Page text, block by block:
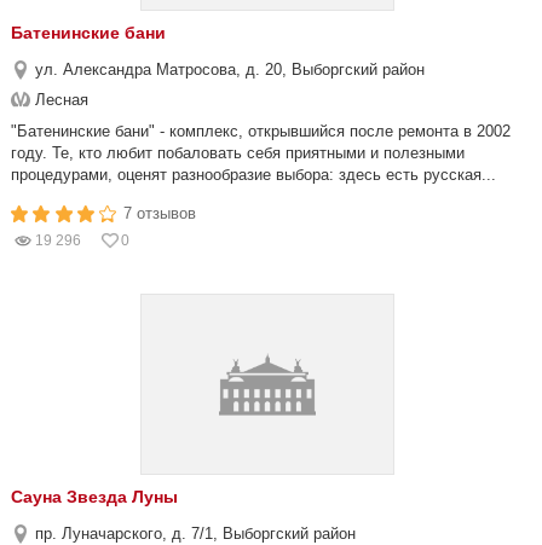
Батенинские бани
ул. Александра Матросова, д. 20, Выборгский район
Лесная
"Батенинские бани" - комплекс, открывшийся после ремонта в 2002
году. Те, кто любит побаловать себя приятными и полезными
процедурами, оценят разнообразие выбора: здесь есть русская...
7 отзывов
19 296 0
Сауна Звезда Луны
пр. Луначарского, д. 7/1, Выборгский район